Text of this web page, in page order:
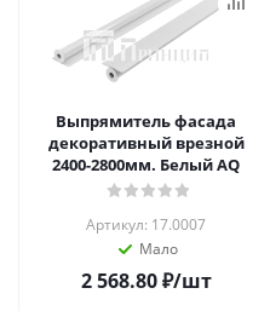
Выпрямитель фасада
декоративный врезной
2400-2800мм. Белый AQ
Артикул: 17.0007
Мало
2 568.80₽/шт